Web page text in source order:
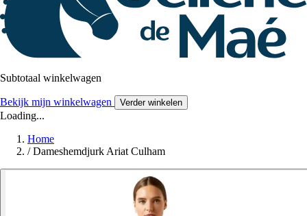
Subtotaal winkelwagen
Bekijk mijn winkelwagen Verder winkelen
Loading...
Home
/ Dameshemdjurk Ariat Culham